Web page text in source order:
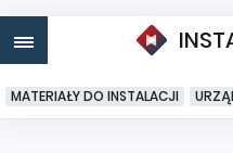
MATERIAŁY DO INSTALACJI